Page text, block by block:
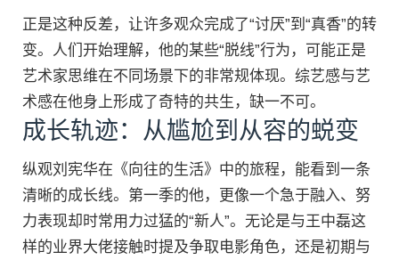
正是这种反差，让许多观众完成了“讨厌”到“真香”的转
变。人们开始理解，他的某些“脱线”行为，可能正是
艺术家思维在不同场景下的非常规体现。综艺感与艺
术感在他身上形成了奇特的共生，缺一不可。
成长轨迹：从尴尬到从容的蜕变
纵观刘宪华在《向往的生活》中的旅程，能看到一条
清晰的成长线。第一季的他，更像一个急于融入、努
力表现却时常用力过猛的“新人”。无论是与王中磊这
样的业界大佬接触时提及争取电影角色，还是初期与